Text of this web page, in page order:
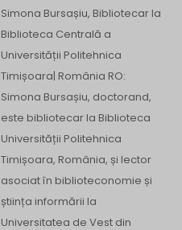
Simona Bursașiu, Bibliotecar la
Biblioteca Centrală a
Universității Politehnica
Timișoara| România RO:
Simona Bursașiu, doctorand,
este bibliotecar la Biblioteca
Universității Politehnica
Timișoara, România, și lector
asociat în biblioteconomie și
știința informării la
Universitatea de Vest din